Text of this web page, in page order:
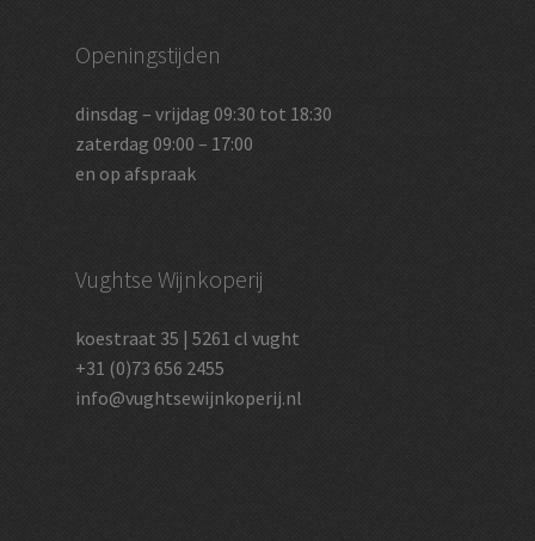
Openingstijden
dinsdag – vrijdag 09:30 tot 18:30
zaterdag 09:00 – 17:00
en op afspraak
Vughtse Wijnkoperij
koestraat 35 | 5261 cl vught
+31 (0)73 656 2455
info@vughtsewijnkoperij.nl